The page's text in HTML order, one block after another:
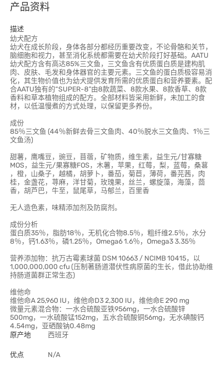
产品资料
描述
幼犬配方
幼犬在成长阶段，身体各部分都经历重要改变，不论骨骼和关节，
脑细胞和视力，甚至消化系统都需要在幼犬阶段打好基础。AATU
幼犬配方含有高达85%三文鱼，三文鱼含有优质蛋白质是建构肌
肉、皮肤、毛发和身体器官的主要元素。三文鱼的蛋白质极容易消
化，其生物价值也为幼犬提供发育所需的优质蛋白和营养要素。配
合AATU独有的“SUPER-8”由8款蔬菜、8款水果、8款香草、8款
香料和草本植物组成的配方。全部材料皆采用新鲜，未加工的食
材，以低温慢煮的方式处理，以保留更多养份。
成份
85％三文鱼 (44％新鲜去骨三文鱼肉、40％脱水三文鱼肉、1％三
文鱼汤)
甜薯，鹰嘴豆，豌豆，苜蓿，矿物质，维生素，益生元/甘寡糖
MOS，益生元/果寡糖FOS，木薯，苹果，红莓，梨，蓝莓，桑葚
，橙，山桑子，越橘，胡萝卜，番茄，菊苣，薄荷，番芫茜，肉
桂，金盏花，荨麻，洋甘菊，玫瑰果，丝兰，螺旋藻，海藻，茴
香，胡芦巴，牛至，鼠尾草，马郁兰，百里香
无人造色素，味精添加剂及防腐剂。
成份分析
蛋白质35％，脂肪18％，无机化合物8.5％，粗纤维2.5％，水分
8％，钙1.63％，磷1.25％，Omega6 1.6％，Omega3 3.35％
营养添加物：抗万古霉素球菌 DSM 10663 / NCIMB 10415，以
1,000,000,000 cfu (压制著肠道潜伏性病原菌的生长，借此协助维
持肠道菌群正常生态)
维他命
维他命A 25,960 IU，维他命D3 2,300 IU，维他命E 290 mg
微量元素混合物：一水合硫酸亚铁956mg，一水合硫酸锌
500mg，一水硫酸锰152mg，五水合硫酸铜56mg，无水碘酸钙
4.54mg，亚硒酸钠0.48mg
原产地
西班牙
优点 N/A